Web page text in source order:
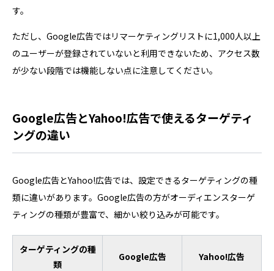
す。
ただし、Google広告ではリマーケティングリストに1,000人以上
のユーザーが登録されていないと利用できないため、アクセス数
が少ない段階では機能しない点に注意してください。
Google広告とYahoo!広告で使えるターゲティ
ングの違い
Google広告とYahoo!広告では、設定できるターゲティングの種
類に違いがあります。Google広告の方がオーディエンスターゲ
ティングの種類が豊富で、細かい絞り込みが可能です。
ターゲティングの種
類
Google広告 Yahoo!広告